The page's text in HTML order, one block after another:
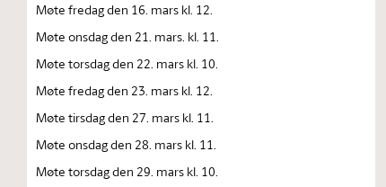
Møte fredag den 16. mars kl. 12.
Møte onsdag den 21. mars. kl. 11.
Møte torsdag den 22. mars kl. 10.
Møte fredag den 23. mars kl. 12.
Møte tirsdag den 27. mars kl. 11.
Møte onsdag den 28. mars kl. 11.
Møte torsdag den 29. mars kl. 10.